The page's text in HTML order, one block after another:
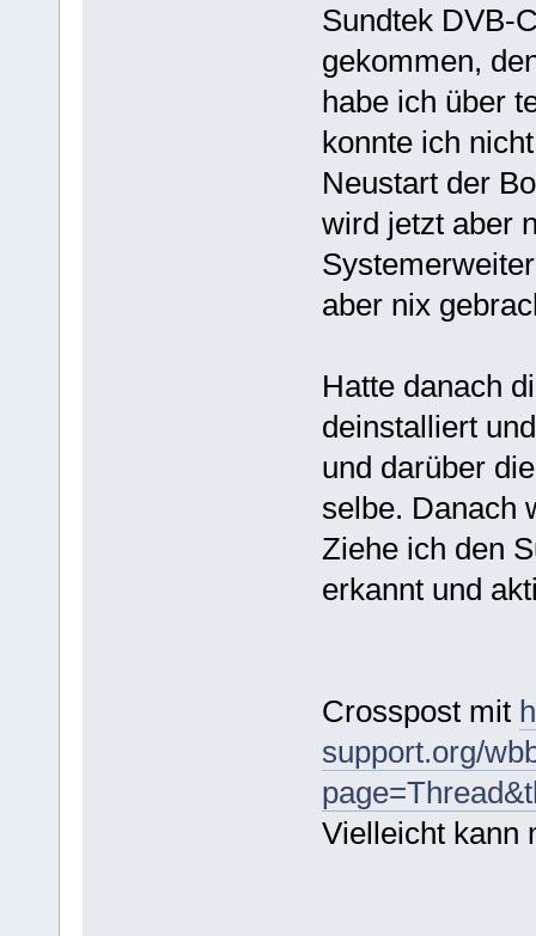
Sundtek DVB-
gekommen,
habe ich über
konnte ich
Neustart der
wird jetzt aber
aber nix
Hatte danach
deinstalliert
und darüber
selbe. Danach
Ziehe ich den
erkannt und
Crosspost mit
support.org/
Vielleicht